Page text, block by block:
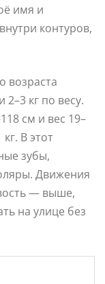
имя и
контуров,
возраста
кг по весу.
см и вес 19–
В этот
зубы,
Движения
— выше,
на улице без